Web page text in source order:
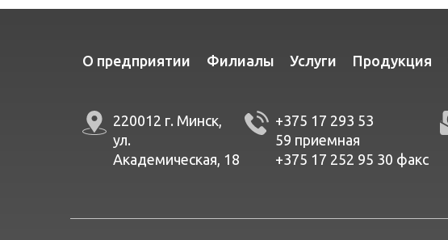
О предприятии Филиалы Услуги Продукция
220012 г. Минск,
ул.
Академическая, 18
+375 17 293 53
59 приемная
+375 17 252 95 30 факc